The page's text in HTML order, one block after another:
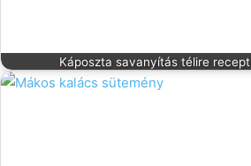
Káposzta savanyítás télire recept